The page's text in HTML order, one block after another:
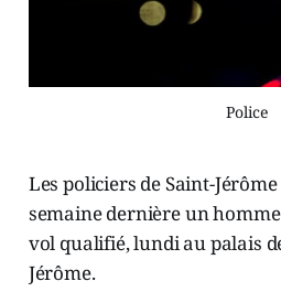
Police
Les policiers de Saint-
semaine dernière un
vol qualifié, lundi au palais
Jérôme.